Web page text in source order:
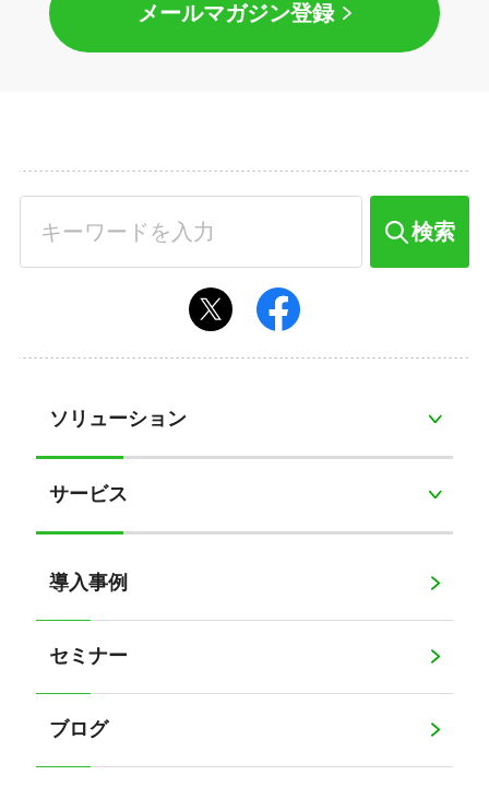
メールマガジン登録
検索
ソリューション
サービス
導入事例
セミナー
ブログ